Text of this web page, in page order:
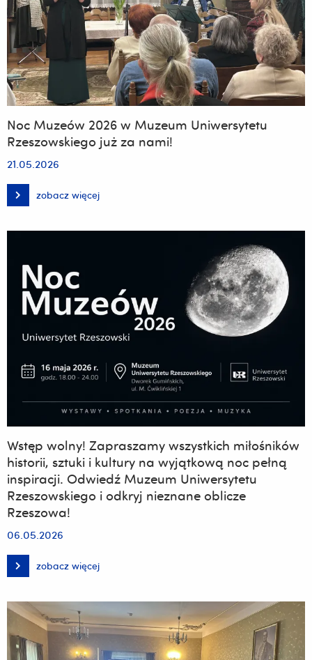
Noc Muzeów 2026 w Muzeum Uniwersytetu
Rzeszowskiego już za nami!
21.05.2026
zobacz więcej
Noc
Muzeów
w
nami!
Wstęp wolny! Zapraszamy wszystkich miłośników
historii, sztuki i kultury na wyjątkową noc pełną
inspiracji. Odwiedź Muzeum Uniwersytetu
Rzeszowskiego i odkryj nieznane oblicze
Rzeszowa!
06.05.2026
zobacz więcej
Wstęp
wolny!
wszystkich
miłośników
historii,
kultury